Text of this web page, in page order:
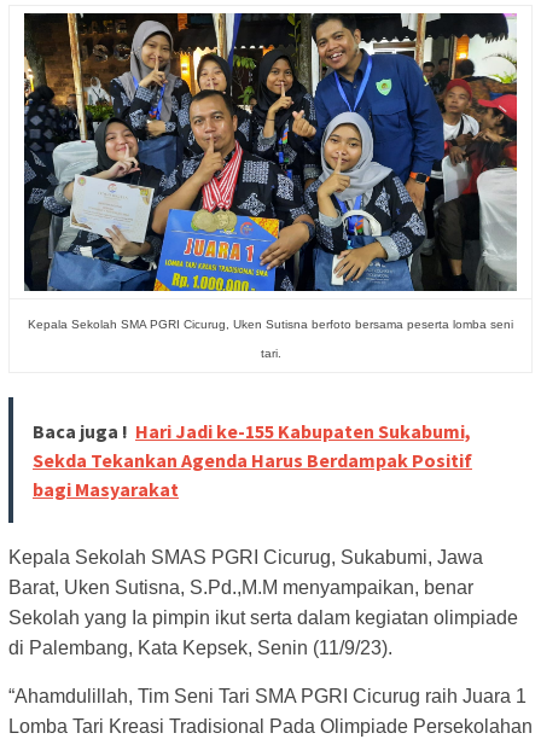
Kepala Sekolah SMA PGRI Cicurug, Uken Sutisna berfoto bersama peserta lomba seni
tari.
Baca juga ! Hari Jadi ke-155 Kabupaten Sukabumi,
Sekda Tekankan Agenda Harus Berdampak Positif
bagi Masyarakat
Kepala Sekolah SMAS PGRI Cicurug, Sukabumi, Jawa
Barat, Uken Sutisna, S.Pd.,M.M menyampaikan, benar
Sekolah yang Ia pimpin ikut serta dalam kegiatan olimpiade
di Palembang, Kata Kepsek, Senin (11/9/23).
“Ahamdulillah, Tim Seni Tari SMA PGRI Cicurug raih Juara 1
Lomba Tari Kreasi Tradisional Pada Olimpiade Persekolahan